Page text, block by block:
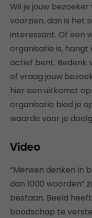
Wil je jouw
voorzien, dan is het
interessant. Of een
organisatie is,
actief bent.
of vraag jouw
hier een uitkomst
organisatie bied je
waarde voor je
Video
“Mensen denken in
dan 1000 woorden”
bestaan. Beeld
boodschap te